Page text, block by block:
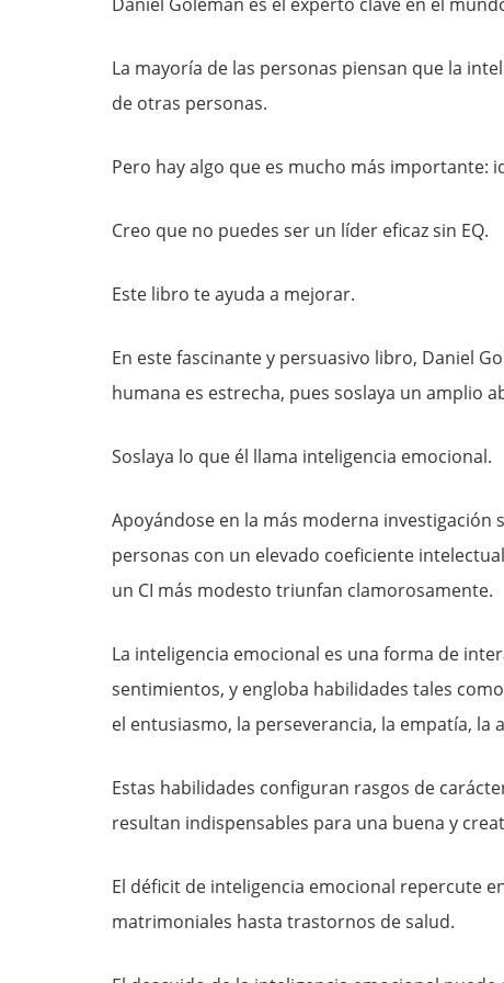
La mayoría de las personas piensan que la
de otras personas.
Pero hay algo que es mucho más
Creo que no puedes ser un líder eficaz sin EQ.
Este libro te ayuda a mejorar.
En este fascinante y persuasivo libro, Daniel
humana es estrecha, pues soslaya un amplio
Soslaya lo que él llama inteligencia emocional.
Apoyándose en la más moderna
personas con un elevado coeficiente
un CI más modesto triunfan clamorosamente.
La inteligencia emocional es una forma de
sentimientos, y engloba habilidades tales
el entusiasmo, la perseverancia, la empatía, la
Estas habilidades configuran rasgos de
resultan indispensables para una buena y
El déficit de inteligencia emocional repercute
matrimoniales hasta trastornos de salud.